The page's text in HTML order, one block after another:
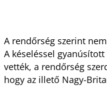
A rendőrség szerint
A késeléssel
vették, a rendőrség
hogy az illető Nagy-